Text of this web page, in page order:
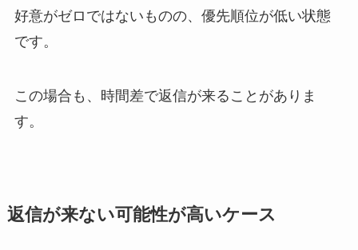
好意がゼロではないものの、優先順位が低い状態
です。
この場合も、時間差で返信が来ることがありま
す。
返信が来ない可能性が高いケース